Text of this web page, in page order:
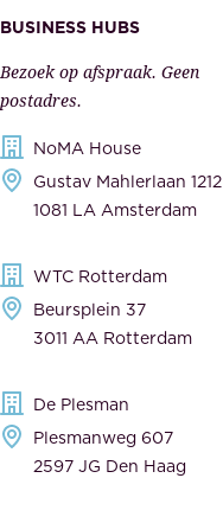
s
i
j
t
o
g
e
e
s
l
e
r
c
i
BUSINESS HUBS
Bezoek op afspraak. Geen
postadres.
NoMA House
Gustav Mahlerlaan 1212
1081 LA Amsterdam
WTC Rotterdam
Beursplein 37
3011 AA Rotterdam
De Plesman
Plesmanweg 607
2597 JG Den Haag